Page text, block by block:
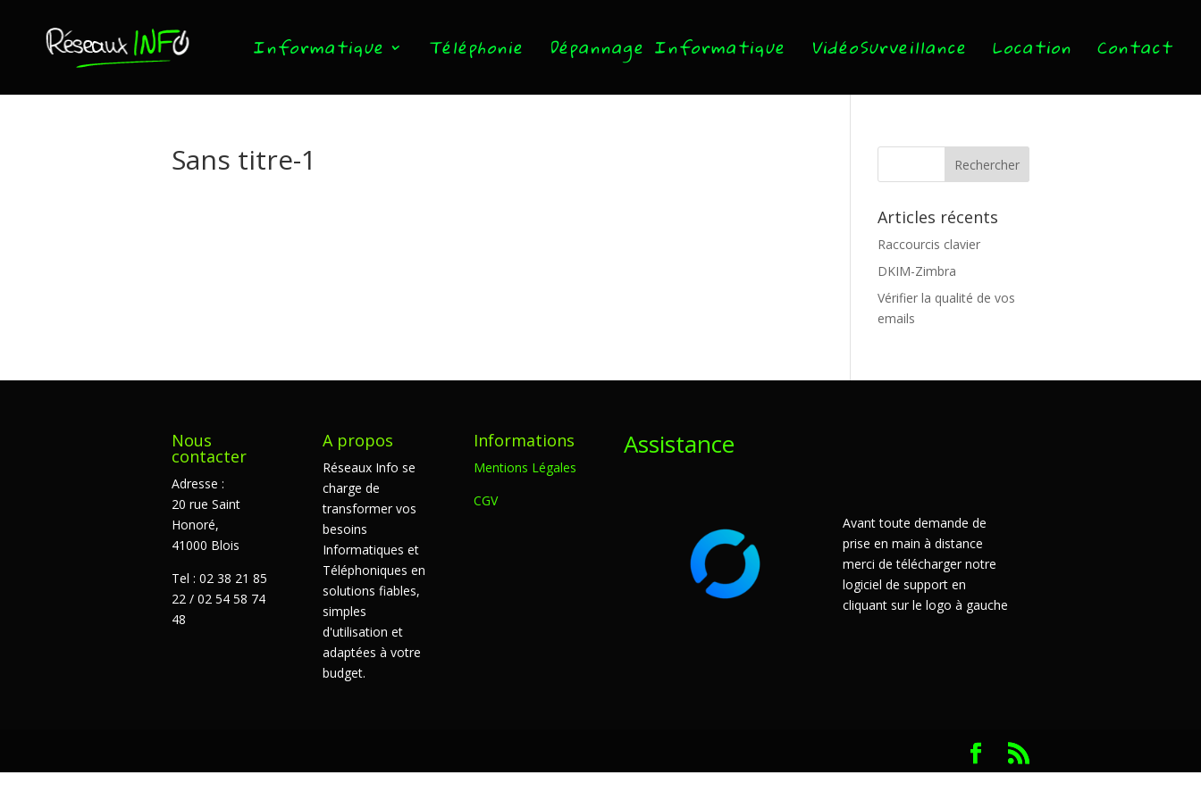
Informatique Téléphonie Dépannage Informatique VidéoSurveillance Location Contact
Sans titre-1
Articles récents
Raccourcis clavier
DKIM-Zimbra
Vérifier la qualité de vos
emails
Nous
contacter
Adresse :
20 rue Saint
Honoré,
41000 Blois
Tel : 02 38 21 85
22 / 02 54 58 74
48
A propos
Réseaux Info se
charge de
transformer vos
besoins
Informatiques et
Téléphoniques en
solutions fiables,
simples
d'utilisation et
adaptées à votre
budget.
Informations
Mentions Légales
CGV
Assistance
Avant toute demande de
prise en main à distance
merci de télécharger notre
logiciel de support en
cliquant sur le logo à gauche